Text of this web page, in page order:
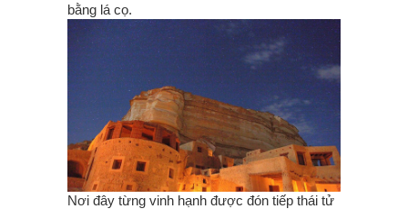
bằng lá cọ.
Nơi đây từng vinh hạnh được đón tiếp thái tử